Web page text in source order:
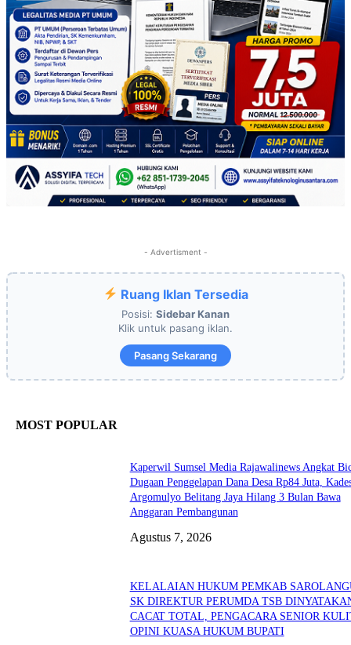
- Advertisment -
Ruang Iklan Tersedia
Posisi: Sidebar Kanan
Klik untuk pasang iklan.
Pasang Sekarang
MOST POPULAR
Kaperwil Sumsel Media Rajawalinews Angkat
Dugaan Penggelapan Dana Desa Rp84 Juta,
Argomulyo Belitang Jaya Hilang 3 Bulan Bawa
Anggaran Pembangunan
Agustus 7, 2026
KELALAIAN HUKUM PEMKAB
SK DIREKTUR PERUMDA TSB
CACAT TOTAL, PENGACARA SENIOR
OPINI KUASA HUKUM BUPATI